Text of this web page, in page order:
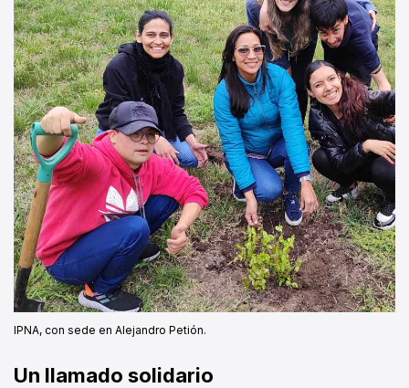
IPNA, con sede en Alejandro Petión.
Un llamado solidario